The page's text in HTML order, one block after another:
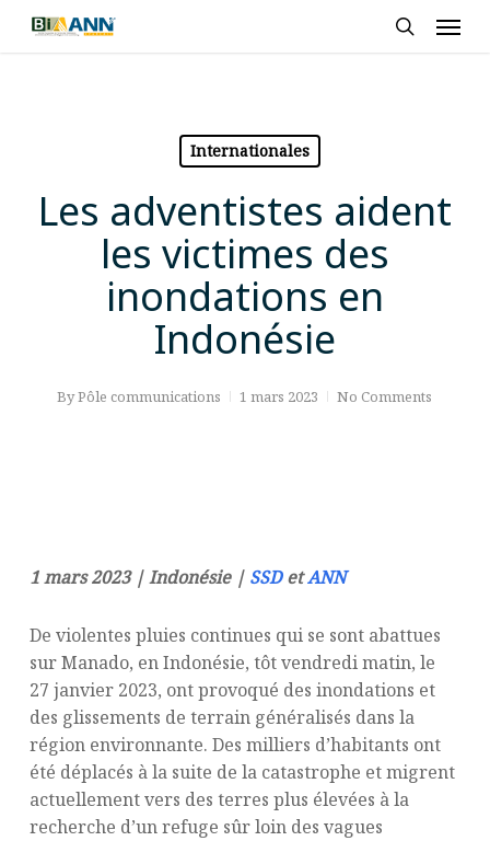
Skip
Internationales
Les adventistes aident
les victimes des
inondations en
Indonésie
ByPôle communications 1 mars 2023 No Comments
1 mars 2023 | Indonésie | SSDetANN
De violentes pluies continues qui se sont abattues
sur Manado, en Indonésie, tôt vendredi matin, le
27 janvier 2023, ont provoqué des inondations et
des glissements de terrain généralisés dans la
région environnante. Des milliers d’habitants ont
été déplacés à la suite de la catastrophe et migrent
actuellement vers des terres plus élevées à la
recherche d’un refuge sûr loin des vagues